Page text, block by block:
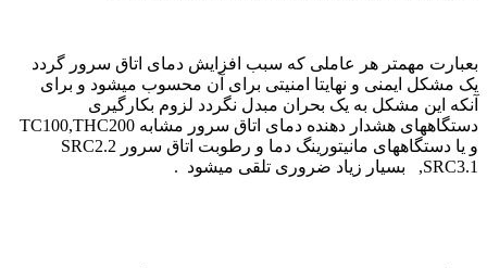
بعبارت مهمتر هر عاملی که سبب افزایش دمای اتاق سرور گردد
یک مشکل ایمنی و نهایتا امنیتی برای آن محسوب میشود و برای
آنکه این مشکل به یک بحران مبدل نگردد لزوم بکارگیری
و یا دستگاههای مانیتورینگ دما و رطوبت اتاق سرور SRC2.2
,SRC3.1 بسیار زیاد ضروری تلقی میشود .